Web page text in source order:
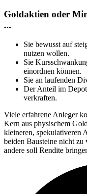
Goldaktien oder
...
Sie bewusst auf
nutzen wollen.
Sie
einordnen können.
Sie an laufenden
Der Anteil im
verkraften.
Viele erfahrene Anleger
Kern aus physischem
kleineren, spekulativeren
beiden Bausteine nicht zu
andere soll Rendite